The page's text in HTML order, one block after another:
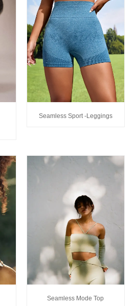
Seamless Sport -Leggings
Seamless Mode Top